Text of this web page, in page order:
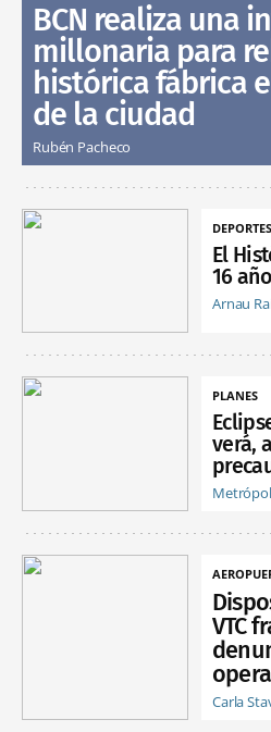
BCN realiza una
millonaria para
histórica fábrica
de la ciudad
Rubén Pacheco
DEPORTES
El
16
Arnau
PLANES
verá,
VTC
Carla